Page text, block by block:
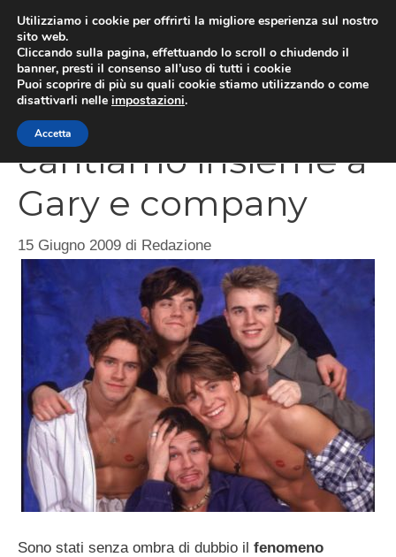
contenuto
SingStar Take That,
cantiamo insieme a
Gary e company
15 Giugno 2009 di Redazione
Sono stati senza ombra di dubbio il fenomeno
Utilizziamo i cookie per offrirti la migliore esperienza sul nostro
sito web.
Cliccando sulla pagina, effettuando lo scroll o chiudendo il
banner, presti il consenso all’uso di tutti i cookie
Puoi scoprire di più su quali cookie stiamo utilizzando o come
disattivarli nelle impostazioni.
Accetta